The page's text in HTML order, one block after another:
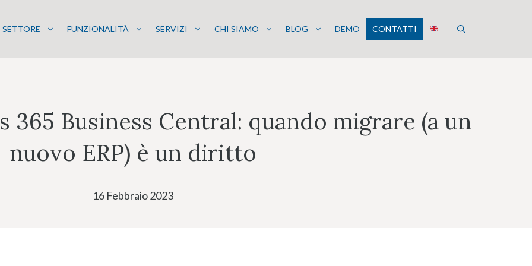
SETTORE FUNZIONALITÀ SERVIZI CHI SIAMO BLOG DEMO CONTATTI
Business Central: quando migrare (a un
nuovo ERP) è un diritto
16 Febbraio 2023